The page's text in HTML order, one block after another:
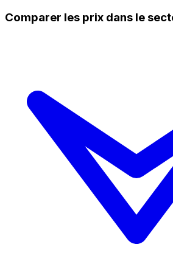
Comparer les prix dans le